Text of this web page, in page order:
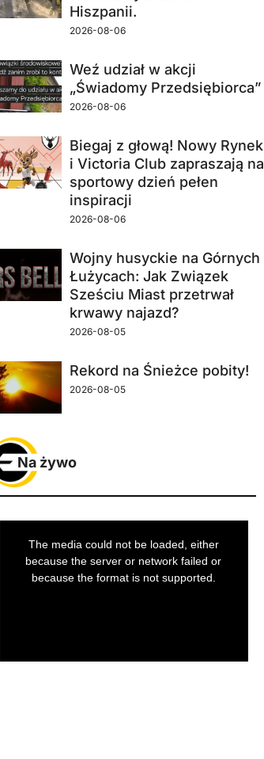
Hiszpanii.
2026-08-06
Weź udział w akcji
„Świadomy Przedsiębiorca”
2026-08-06
Biegaj z głową! Nowy Rynek
i Victoria Club zapraszają na
sportowy dzień pełen
inspiracji
2026-08-06
Wojny husyckie na Górnych
Łużycach: Jak Związek
Sześciu Miast przetrwał
krwawy najazd?
2026-08-05
Rekord na Śnieżce pobity!
2026-08-05
Na żywo